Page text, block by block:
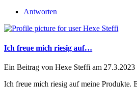
Antworten
Ich freue mich riesig auf…
Ein Beitrag von Hexe Steffi am
Ich freue mich riesig auf meine Produkte.